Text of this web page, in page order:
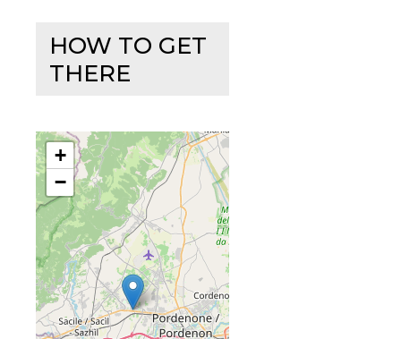
HOW TO GET
THERE
+
−